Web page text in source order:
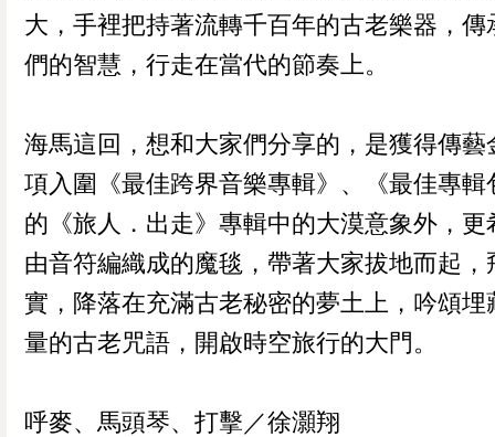
大，手裡把持著流轉千百年的古老樂器，傳
們的智慧，行走在當代的節奏上。
海馬這回，想和大家們分享的，是獲得傳藝
項入圍《最佳跨界音樂專輯》、《最佳專輯
的《旅人．出走》專輯中的大漠意象外，更
由音符編織成的魔毯，帶著大家拔地而起，
實，降落在充滿古老秘密的夢土上，吟頌埋
量的古老咒語，開啟時空旅行的大門。
呼麥、馬頭琴、打擊／徐灝翔